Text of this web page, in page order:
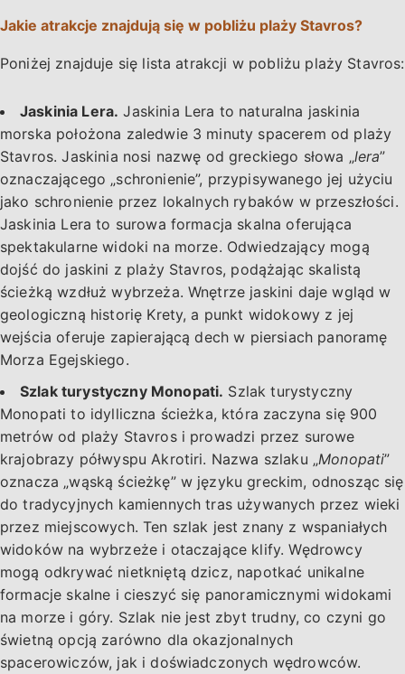
Jakie atrakcje znajdują się w pobliżu plaży Stavros?
Poniżej znajduje się lista atrakcji w pobliżu plaży Stavros:
Jaskinia Lera. Jaskinia Lera to naturalna jaskinia
morska położona zaledwie 3 minuty spacerem od plaży
Stavros. Jaskinia nosi nazwę od greckiego słowa „lera”
oznaczającego „schronienie”, przypisywanego jej użyciu
jako schronienie przez lokalnych rybaków w przeszłości.
Jaskinia Lera to surowa formacja skalna oferująca
spektakularne widoki na morze. Odwiedzający mogą
dojść do jaskini z plaży Stavros, podążając skalistą
ścieżką wzdłuż wybrzeża. Wnętrze jaskini daje wgląd w
geologiczną historię Krety, a punkt widokowy z jej
wejścia oferuje zapierającą dech w piersiach panoramę
Morza Egejskiego.
Szlak turystyczny Monopati. Szlak turystyczny
Monopati to idylliczna ścieżka, która zaczyna się 900
metrów od plaży Stavros i prowadzi przez surowe
krajobrazy półwyspu Akrotiri. Nazwa szlaku „Monopati”
oznacza „wąską ścieżkę” w języku greckim, odnosząc się
do tradycyjnych kamiennych tras używanych przez wieki
przez miejscowych. Ten szlak jest znany z wspaniałych
widoków na wybrzeże i otaczające klify. Wędrowcy
mogą odkrywać nietkniętą dzicz, napotkać unikalne
formacje skalne i cieszyć się panoramicznymi widokami
na morze i góry. Szlak nie jest zbyt trudny, co czyni go
świetną opcją zarówno dla okazjonalnych
spacerowiczów, jak i doświadczonych wędrowców.